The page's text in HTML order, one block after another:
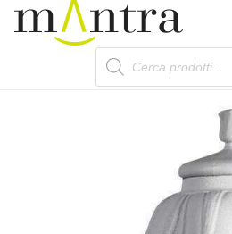
Products
search